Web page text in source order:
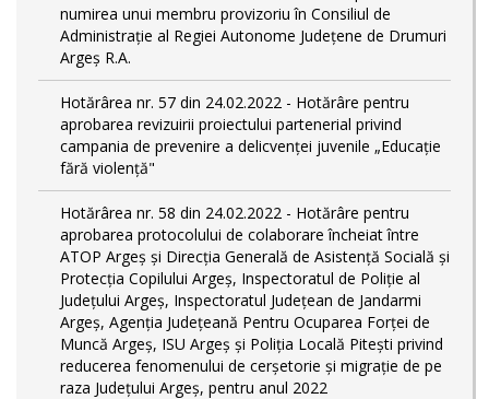
numirea unui membru provizoriu în Consiliul de
Administrație al Regiei Autonome Județene de Drumuri
Argeș R.A.
Hotărârea nr. 57 din 24.02.2022 - Hotărâre pentru
aprobarea revizuirii proiectului partenerial privind
campania de prevenire a delicvenței juvenile „Educație
fără violență"
Hotărârea nr. 58 din 24.02.2022 - Hotărâre pentru
aprobarea protocolului de colaborare încheiat între
ATOP Argeş şi Direcţia Generală de Asistenţă Socială şi
Protecţia Copilului Argeş, Inspectoratul de Poliţie al
Judeţului Argeş, Inspectoratul Judeţean de Jandarmi
Argeş, Agenţia Judeţeană Pentru Ocuparea Forţei de
Muncă Argeş, ISU Argeş şi Poliţia Locală Piteşti privind
reducerea fenomenului de cerşetorie şi migraţie de pe
raza Judeţului Argeş, pentru anul 2022